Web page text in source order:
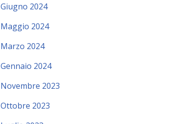
Giugno 2024
Maggio 2024
Marzo 2024
Gennaio 2024
Novembre 2023
Ottobre 2023